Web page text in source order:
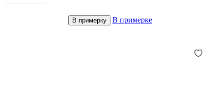
В примерку В примерке